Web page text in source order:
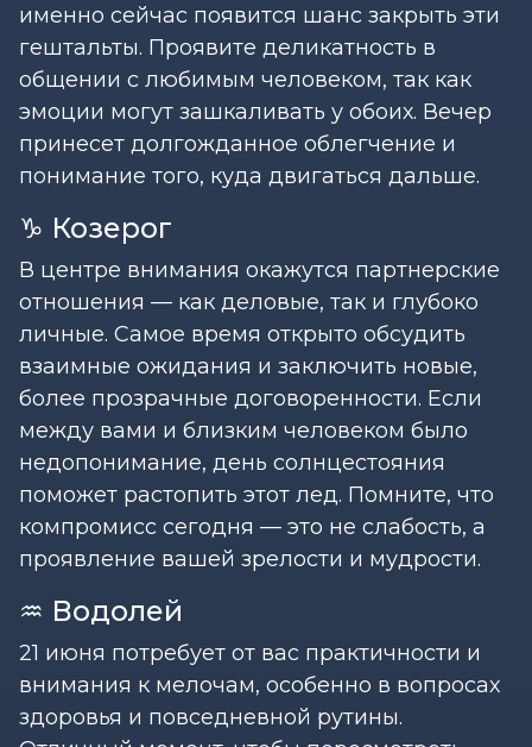
именно сейчас появится шанс закрыть эти
гештальты. Проявите деликатность в
общении с любимым человеком, так как
эмоции могут зашкаливать у обоих. Вечер
принесет долгожданное облегчение и
понимание того, куда двигаться дальше.
♑ Козерог
В центре внимания окажутся партнерские
отношения — как деловые, так и глубоко
личные. Самое время открыто обсудить
взаимные ожидания и заключить новые,
более прозрачные договоренности. Если
между вами и близким человеком было
недопонимание, день солнцестояния
поможет растопить этот лед. Помните, что
компромисс сегодня — это не слабость, а
проявление вашей зрелости и мудрости.
♒ Водолей
21 июня потребует от вас практичности и
внимания к мелочам, особенно в вопросах
здоровья и повседневной рутины.